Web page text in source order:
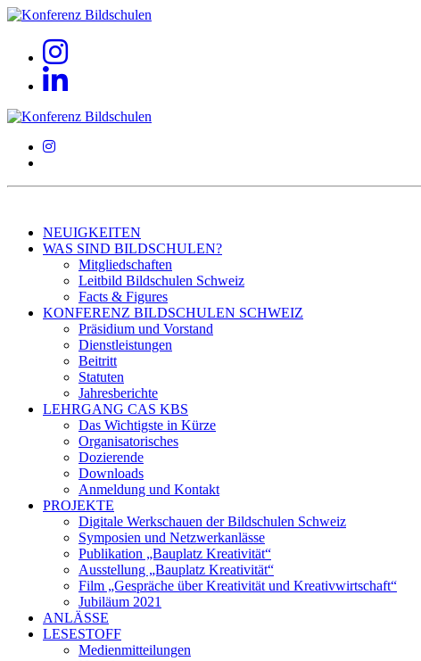
NEUIGKEITEN
WAS SIND BILDSCHULEN?
Mitgliedschaften
Leitbild Bildschulen Schweiz
Facts & Figures
KONFERENZ BILDSCHULEN SCHWEIZ
Präsidium und Vorstand
Dienstleistungen
Beitritt
Statuten
Jahresberichte
LEHRGANG CAS KBS
Das Wichtigste in Kürze
Organisatorisches
Dozierende
Downloads
Anmeldung und Kontakt
PROJEKTE
Digitale Werkschauen der Bildschulen Schweiz
Symposien und Netzwerkanlässe
Publikation „Bauplatz Kreativität“
Ausstellung „Bauplatz Kreativität“
Film „Gespräche über Kreativität und Kreativwirtschaft“
Jubiläum 2021
ANLÄSSE
LESESTOFF
Medienmitteilungen